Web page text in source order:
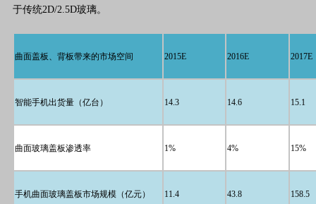
于传统2D/2.5D玻璃。
曲面盖板、背板带来的市场空间 2015E 2016E 2017E
智能手机出货量（亿台） 14.3 14.6 15.1
曲面玻璃盖板渗透率 1% 4% 15%
手机曲面玻璃盖板市场规模（亿元） 11.4 43.8 158.5